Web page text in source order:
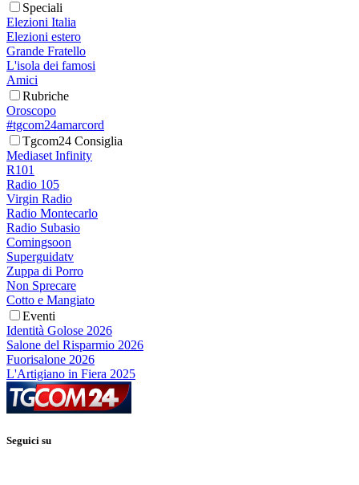
Speciali
Elezioni Italia
Elezioni estero
Grande Fratello
L'isola dei famosi
Amici
Rubriche
Oroscopo
#tgcom24amarcord
Tgcom24 Consiglia
Mediaset Infinity
R101
Radio 105
Virgin Radio
Radio Montecarlo
Radio Subasio
Comingsoon
Superguidatv
Zuppa di Porro
Non Sprecare
Cotto e Mangiato
Eventi
Identità Golose 2026
Salone del Risparmio 2026
Fuorisalone 2026
L'Artigiano in Fiera 2025
Seguici su